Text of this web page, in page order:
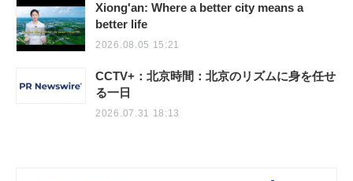
Xiong'an: Where a better city means a
better life
2026.08.05 15:21
CCTV+：北京時間：北京のリズムに身を任せ
る一日
2026.07.31 18:13